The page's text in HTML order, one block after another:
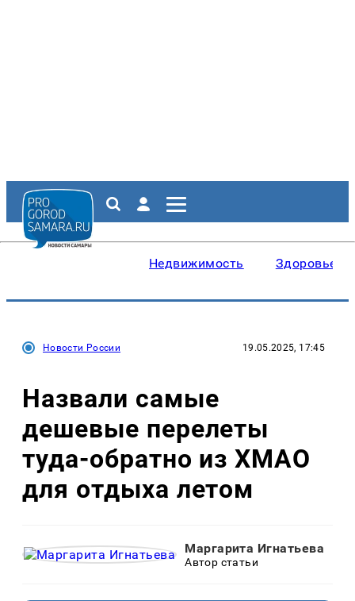
Недвижимость Здоровье
Новости России 19.05.2025, 17:45
Назвали самые
дешевые перелеты
туда-обратно из ХМАО
для отдыха летом
Маргарита Игнатьева
Автор статьи